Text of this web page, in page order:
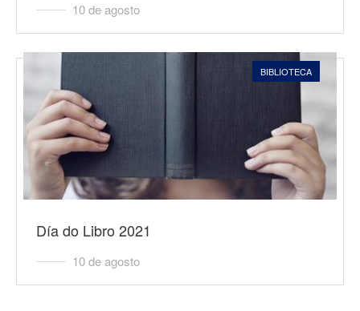
10 de agosto
BIBLIOTECA
Día do Libro 2021
10 de agosto